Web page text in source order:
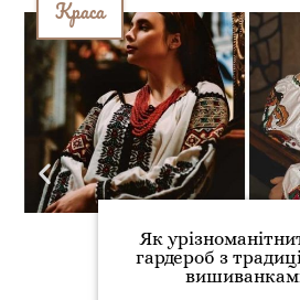
Краса
Як
гардероб з